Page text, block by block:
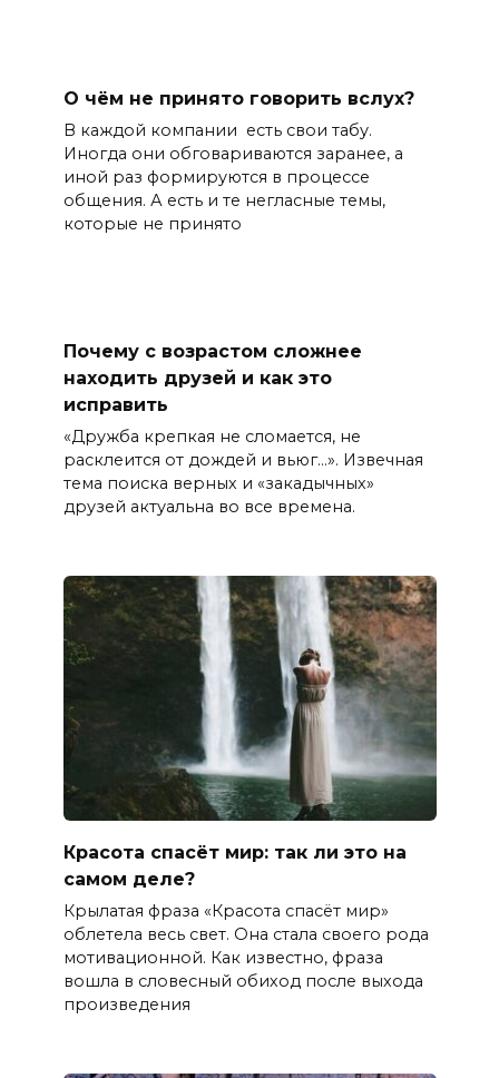
О чём не принято говорить вслух?
В каждой компании есть свои табу.
Иногда они обговариваются заранее, а
иной раз формируются в процессе
общения. А есть и те негласные темы,
которые не принято
Почему с возрастом сложнее
находить друзей и как это
исправить
«Дружба крепкая не сломается, не
расклеится от дождей и вьюг…». Извечная
тема поиска верных и «закадычных»
друзей актуальна во все времена.
Красота спасёт мир: так ли это на
самом деле?
Крылатая фраза «Красота спасёт мир»
облетела весь свет. Она стала своего рода
мотивационной. Как известно, фраза
вошла в словесный обиход после выхода
произведения